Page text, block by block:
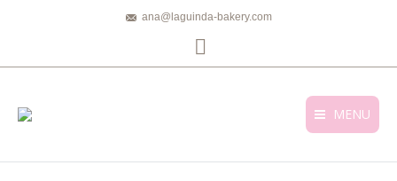
ana@laguinda-bakery.com
MENU